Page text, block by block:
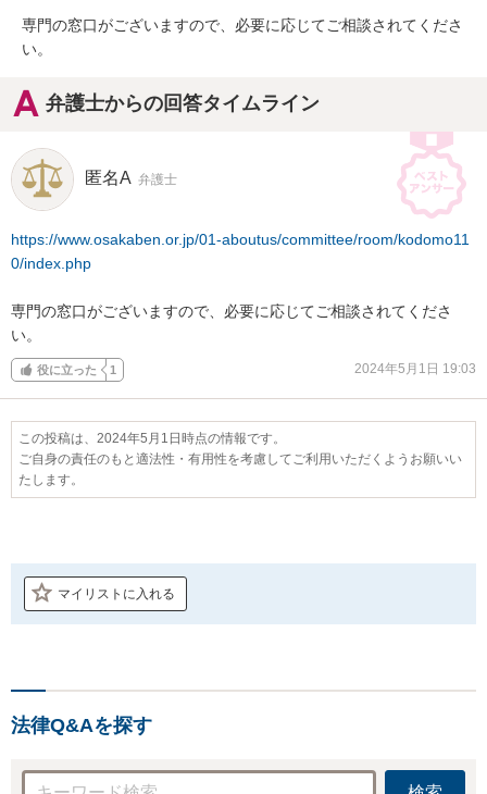
専門の窓口がございますので、必要に応じてご相談されてくださ
い。
弁護士からの回答タイムライン
匿名A 弁護士
https://www.osakaben.or.jp/01-aboutus/committee/room/kodomo11
0/index.php
専門の窓口がございますので、必要に応じてご相談されてくださ
い。
役に立った 1 2024年5月1日 19:03
この投稿は、2024年5月1日時点の情報です。
ご自身の責任のもと適法性・有用性を考慮してご利用いただくようお願いい
たします。
マイリストに入れる
法律Q&Aを探す